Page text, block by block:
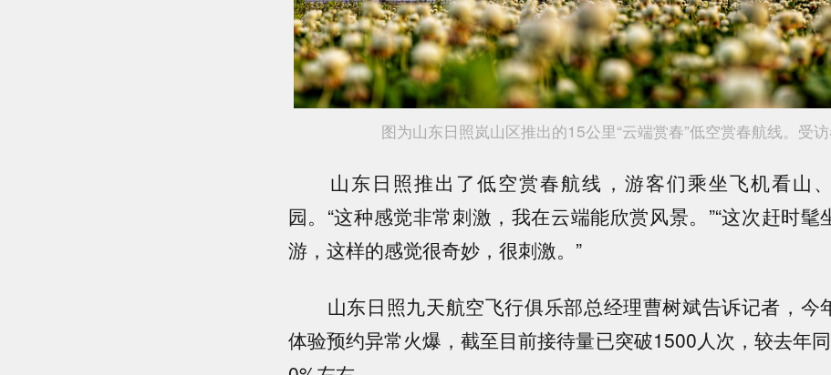
图为山东日照岚山区推出的15公里“云端赏春”低空赏春航线。受
山东日照推出了低空赏春航线，游客们乘坐飞机看山
园。“这种感觉非常刺激，我在云端能欣赏风景。”“这次赶时髦
游，这样的感觉很奇妙，很刺激。”
山东日照九天航空飞行俱乐部总经理曹树斌告诉记者，今
体验预约异常火爆，截至目前接待量已突破1500人次，较去年